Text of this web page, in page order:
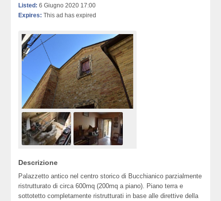
Listed: 6 Giugno 2020 17:00
Expires: This ad has expired
Descrizione
Palazzetto antico nel centro storico di Bucchianico parzialmente
ristrutturato di circa 600mq (200mq a piano). Piano terra e
sottotetto completamente ristrutturati in base alle direttive della